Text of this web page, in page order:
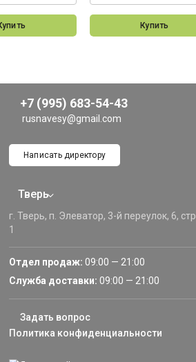
Купить
+7 (995) 683-54-43
rusnavesy@gmail.com
Написать директору
Тверь
г. Тверь, п. Элеватор, 3-й переулок, 6, стр.
1
Отдел продаж: 09:00 — 21:00
Служба доставки: 09:00 — 21:00
Задать вопрос
Политика конфиденциальности